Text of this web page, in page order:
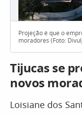
Projeção é que o
moradores (Foto:
Tijucas se
novos
Loisiane dos